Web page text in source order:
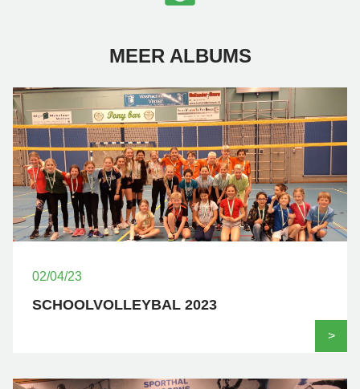
MEER ALBUMS
02/04/23
SCHOOLVOLLEYBAL 2023
>